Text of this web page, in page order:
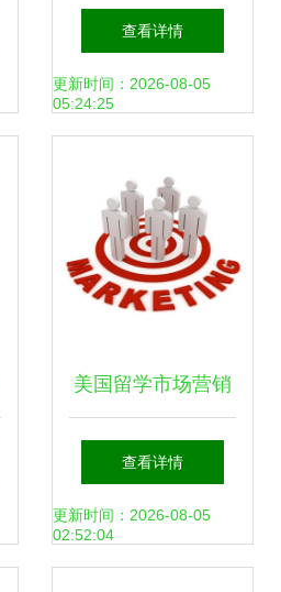
计未
要详则阐述 ##进入
第二轮方法辩 "好
段落全重组句像…
段落要点正确把完
整分类两帧涵盖这
两个段落确实就表
明策划是从谋定将
查看详情
更新时间：2026-08-05
05:24:25
美国留学市场营销
众多专业方向，你
真的了解它们的区
查看详情
更新时间：2026-08-05
02:52:04